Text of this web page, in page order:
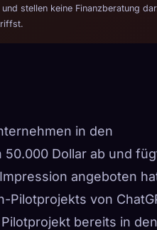
stellen keine Finanzberatung
in den
Dollar ab und
angeboten
Pilotprojekts von
bereits in den